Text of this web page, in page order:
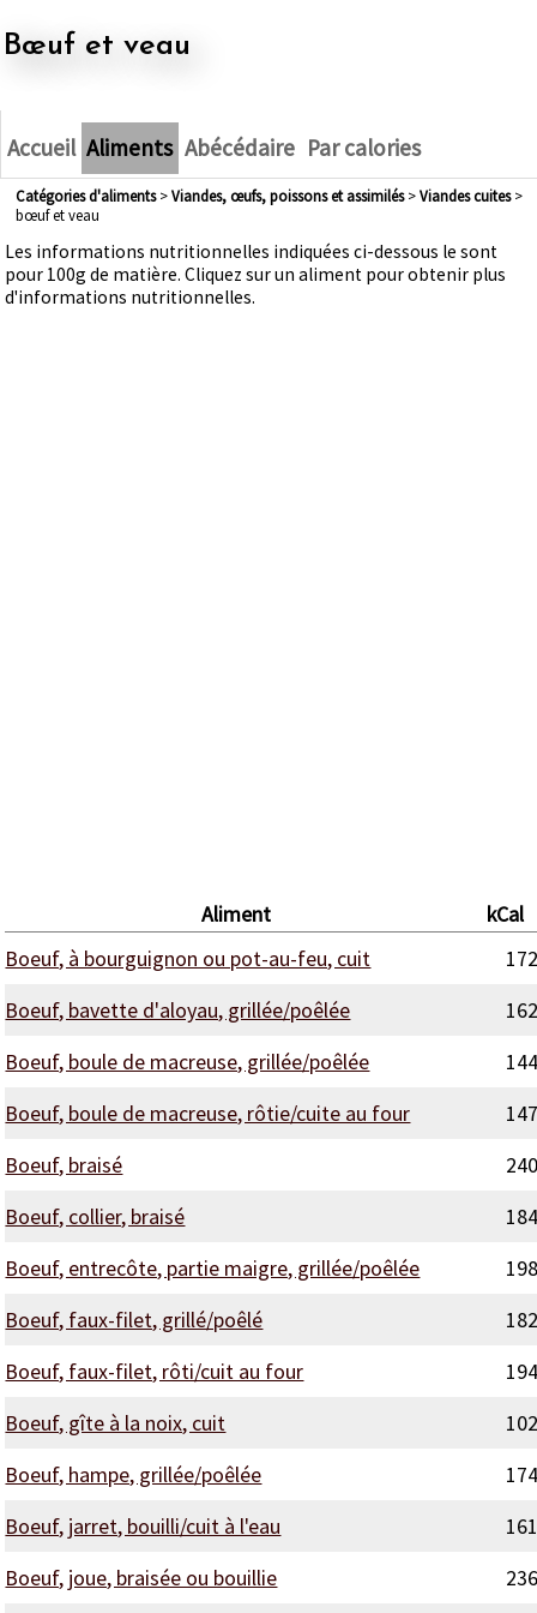
bœuf et veau
Accueil Aliments Abécédaire Par calories
Catégories d'aliments> viandes, œufs, poissons et assimilés> viandes cuites>
bœuf et veau
Les informations nutritionnelles indiquées ci-dessous le sont
pour 100g de matière. Cliquez sur un aliment pour obtenir plus
d'informations nutritionnelles.
Aliment
kCal
Boeuf, à bourguignon ou pot-au-feu, cuit
172
Boeuf, bavette d'aloyau, grillée/poêlée
162
Boeuf, boule de macreuse, grillée/poêlée
144
Boeuf, boule de macreuse, rôtie/cuite au four
147
Boeuf, braisé
240
Boeuf, collier, braisé
184
Boeuf, entrecôte, partie maigre, grillée/poêlée
198
Boeuf, faux-filet, grillé/poêlé
182
Boeuf, faux-filet, rôti/cuit au four
194
Boeuf, gîte à la noix, cuit
102
Boeuf, hampe, grillée/poêlée
174
Boeuf, jarret, bouilli/cuit à l'eau
161
Boeuf, joue, braisée ou bouillie
236